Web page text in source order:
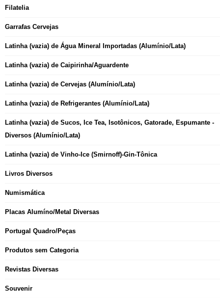
Filatelia
Garrafas Cervejas
Latinha (vazia) de Água Mineral Importadas (Alumínio/Lata)
Latinha (vazia) de Caipirinha/Aguardente
Latinha (vazia) de Cervejas (Alumínio/Lata)
Latinha (vazia) de Refrigerantes (Alumínio/Lata)
Latinha (vazia) de Sucos, Ice Tea, Isotônicos, Gatorade, Espumante -
Diversos (Alumínio/Lata)
Latinha (vazia) de Vinho-Ice (Smirnoff)-Gin-Tônica
Livros Diversos
Numismática
Placas Alumíno/Metal Diversas
Portugal Quadro/Peças
Produtos sem Categoria
Revistas Diversas
Souvenir